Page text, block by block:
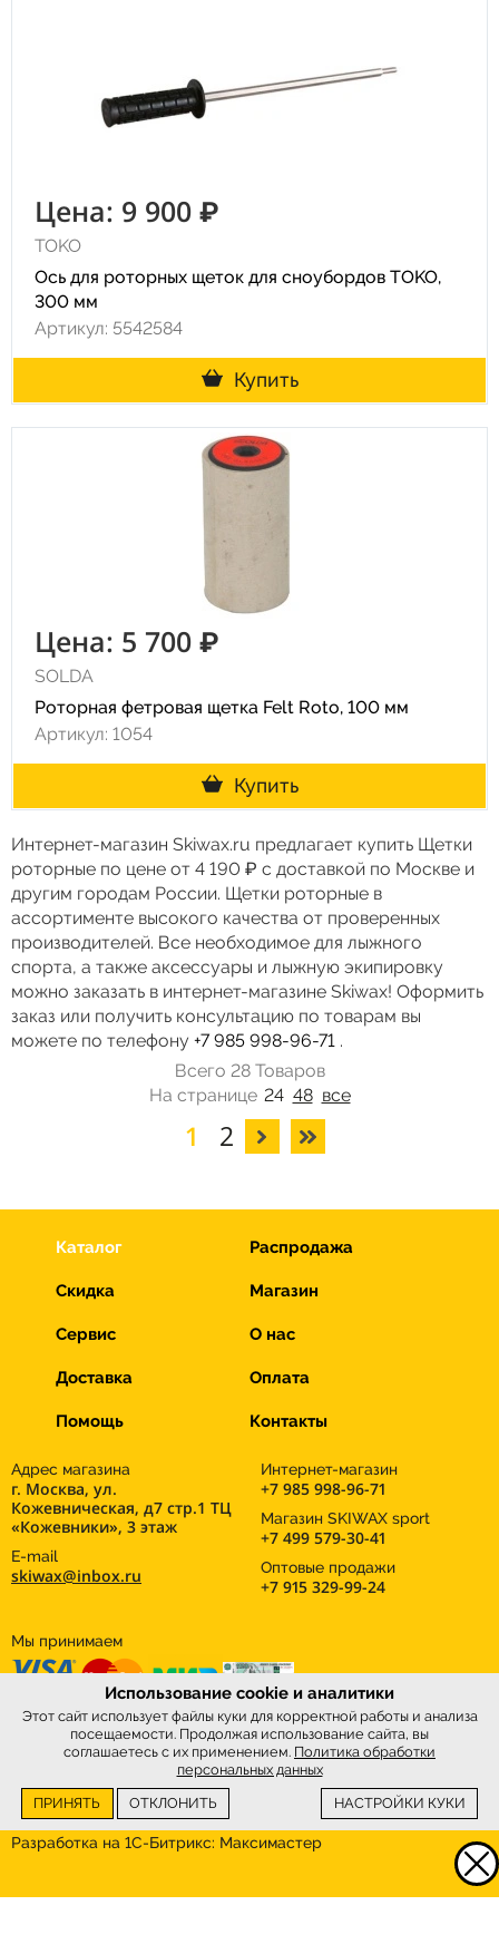
Цена: 9 900 ₽
TOKO
Ось для роторных щеток для сноубордов TOKO,
300 мм
Артикул: 5542584
Купить
Цена: 5 700 ₽
SOLDA
Роторная фетровая щетка Felt Roto, 100 мм
Артикул: 1054
Купить
Интернет-магазин Skiwax.ru предлагает купить Щетки
роторные по цене от 4 190 ₽ с доставкой по Москве и
другим городам России. Щетки роторные в
ассортименте высокого качества от проверенных
производителей. Все необходимое для лыжного
спорта, а также аксессуары и лыжную экипировку
можно заказать в интернет-магазине Skiwax! Оформить
заказ или получить консультацию по товарам вы
можете по телефону +7 985 998-96-71 .
1 2
Всего 28 Товаров
На странице 24 48 все
Каталог Распродажа
Скидка Магазин
Сервис О нас
Доставка Оплата
Помощь Контакты
Интернет-магазинSkiWax.ru © 2026
Разработка на 1С-Битрикс: Максимастер
Адрес магазина
г. Москва, ул.
Кожевническая, д7 стр.1 ТЦ
«Кожевники», 3 этаж
E-mail
skiwax@inbox.ru
Интернет-магазин
+7 985 998-96-71
Магазин SKIWAX sport
+7 499 579-30-41
Оптовые продажи
+7 915 329-99-24
Мы принимаем
Использование cookie и аналитики
Этот сайт использует файлы куки для корректной работы и анализа
посещаемости. Продолжая использование сайта, вы
соглашаетесь с их применением. Политика обработки
персональных данных
ПРИНЯТЬ
ОТКЛОНИТЬ НАСТРОЙКИ КУКИ